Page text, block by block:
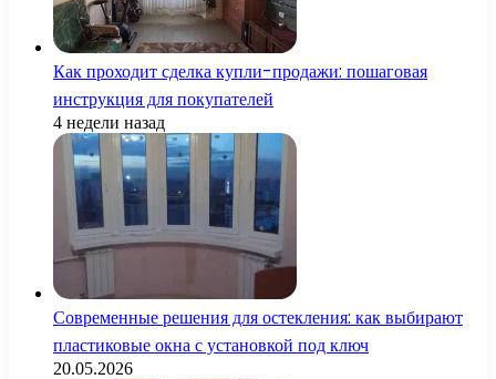
Как проходит сделка купли-продажи: пошаговая
инструкция для покупателей
4 недели назад
Современные решения для остекления: как выбирают
пластиковые окна с установкой под ключ
20.05.2026